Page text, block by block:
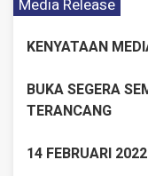
Media Release
KENYATAAN
BUKA SEGERA
TERANCANG
14 FEBRUARI 2022